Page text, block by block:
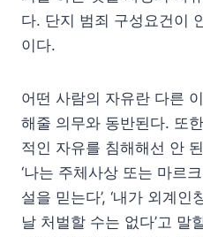
다. 단지 범죄 구성요건이
이다.
어떤 사람의 자유란 다른
해줄 의무와 동반된다. 또
적인 자유를 침해해선 안
‘나는 주체사상 또는 마르
설을 믿는다’, ‘내가 외계
날 처벌할 수는 없다’고 말